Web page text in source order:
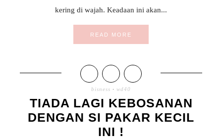
kering di wajah. Keadaan ini akan...
READ MORE
bisness · wd40
TIADA LAGI KEBOSANAN
DENGAN SI PAKAR KECIL
INI !